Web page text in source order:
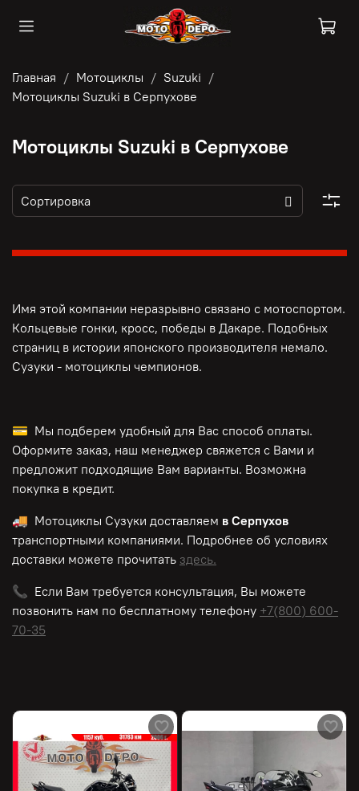
Главная Мотоциклы
Suzuki
Мотоциклы Suzuki в Серпухове
Мотоциклы Suzuki в Серпухове
Имя этой компании неразрывно связано с мотоспортом.
Кольцевые гонки, кросс, победы в Дакаре. Подобных
страниц в истории японского производителя немало.
Сузуки - мотоциклы чемпионов.
💳 Мы подберем удобный для Вас способ оплаты.
Оформите заказ, наш менеджер свяжется с Вами и
предложит подходящие Вам варианты. Возможна
покупка в кредит.
🚚 Мотоциклы Сузуки доставляем в Серпухов
транспортными компаниями. Подробнее об условиях
доставки можете прочитать здесь.
📞 Если Вам требуется консультация, Вы можете
позвонить нам по бесплатному телефону +7(800) 600-
70-35